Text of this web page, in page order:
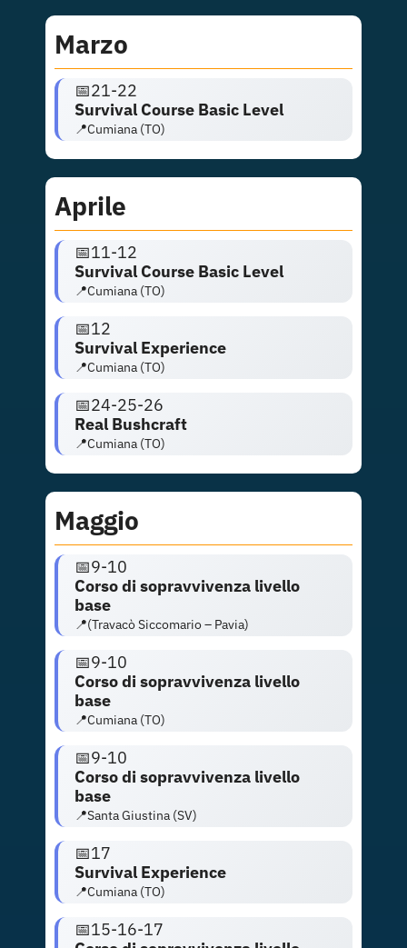
Marzo
📅21-22
Survival Course Basic Level
📍Cumiana (TO)
Aprile
📅11-12
Survival Course Basic Level
📍Cumiana (TO)
📅12
Survival Experience
📍Cumiana (TO)
📅24-25-26
Real Bushcraft
📍Cumiana (TO)
Maggio
📅9-10
Corso di sopravvivenza livello
base
📍(Travacò Siccomario – Pavia)
📅9-10
Corso di sopravvivenza livello
base
📍Cumiana (TO)
📅9-10
Corso di sopravvivenza livello
base
📍Santa Giustina (SV)
📅17
Survival Experience
📍Cumiana (TO)
📅15-16-17